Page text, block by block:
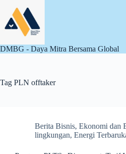
content
DMBG - Daya Mitra Bersama Global
Tag PLN offtaker
Berita Bisnis, Ekonomi dan
lingkungan, Energi